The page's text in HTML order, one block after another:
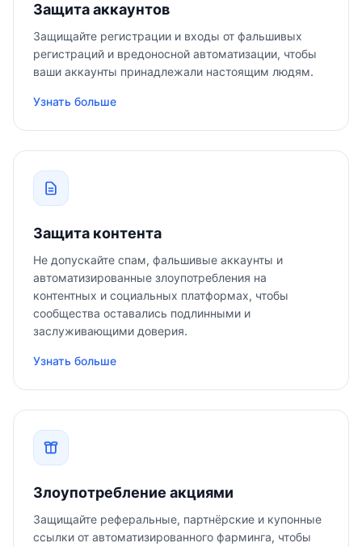
Защита аккаунтов
Защищайте регистрации и входы от фальшивых
регистраций и вредоносной автоматизации, чтобы
ваши аккаунты принадлежали настоящим людям.
Узнать больше
Защита контента
Не допускайте спам, фальшивые аккаунты и
автоматизированные злоупотребления на
контентных и социальных платформах, чтобы
сообщества оставались подлинными и
заслуживающими доверия.
Узнать больше
Злоупотребление акциями
Защищайте реферальные, партнёрские и купонные
ссылки от автоматизированного фарминга, чтобы